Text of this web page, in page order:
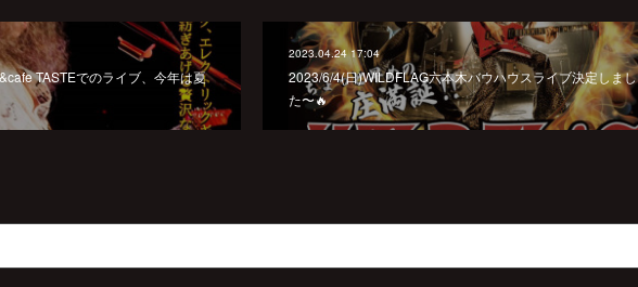
TASTEでのライブ、今年は夏
2023.04.24 17:04
2023/6/4(日)WILDFLAG六本木バウハウスライブ決定しまし
た〜🔥